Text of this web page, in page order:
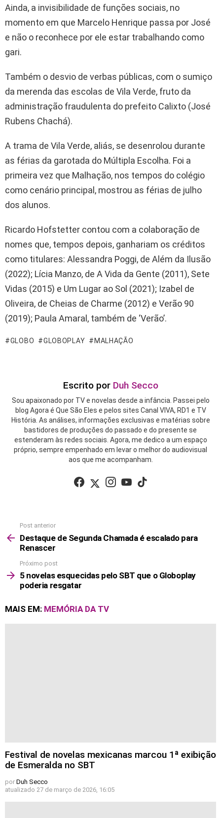
Ainda, a invisibilidade de funções sociais, no
momento em que Marcelo Henrique passa por José
e não o reconhece por ele estar trabalhando como
gari.
Também o desvio de verbas públicas, com o sumiço
da merenda das escolas de Vila Verde, fruto da
administração fraudulenta do prefeito Calixto (José
Rubens Chachá).
A trama de Vila Verde, aliás, se desenrolou durante
as férias da garotada do Múltipla Escolha. Foi a
primeira vez que Malhação, nos tempos do colégio
como cenário principal, mostrou as férias de julho
dos alunos.
Ricardo Hofstetter contou com a colaboração de
nomes que, tempos depois, ganhariam os créditos
como titulares: Alessandra Poggi, de Além da Ilusão
(2022); Lícia Manzo, de A Vida da Gente (2011), Sete
Vidas (2015) e Um Lugar ao Sol (2021); Izabel de
Oliveira, de Cheias de Charme (2012) e Verão 90
(2019); Paula Amaral, também de ‘Verão’.
GLOBO GLOBOPLAY MALHAÇÃO
Escrito por Duh Secco
Sou apaixonado por TV e novelas desde a infância. Passei pelo
blog Agora é Que São Eles e pelos sites Canal VIVA, RD1 e TV
História. As análises, informações exclusivas e matérias sobre
bastidores de produções do passado e do presente se
estenderam às redes sociais. Agora, me dedico a um espaço
próprio, sempre empenhado em levar o melhor do audiovisual
aos que me acompanham.
facebooktwitterinstagramyoutube
more
Post anterior
Destaque de Segunda Chamada é escalado para
Renascer
Próximo post
5 novelas esquecidas pelo SBT que o Globoplay
poderia resgatar
MAIS EM: MEMÓRIA DA TV
Festival de novelas mexicanas marcou 1ª exibição
de Esmeralda no SBT
por Duh Secco
atualizado 27 de março de 2026, 16:05